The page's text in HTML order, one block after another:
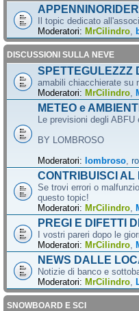
Il topic dedicato
Moderatori: MrCilindro
DISCUSSIONI SULLA NEVE
SPETTEGULEZZZ
amabili chiacchierate su
Moderatori: MrCilindro
METEO e
Le previsioni degli ABFU
BY LOMBROSO
Moderatori: lombroso
CONTRIBUISCI AL
Se trovi errori o
questo topic!
Moderatori: MrCilindro
PREGI E DIFETTI
I vostri pareri dopo le
Moderatori: MrCilindro
NEWS DALLE
Notizie di banco e
Moderatori: MrCilindro
SNOWBOARD E SCI